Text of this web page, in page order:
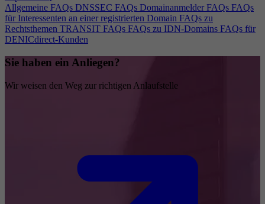
Allgemeine FAQs DNSSEC FAQs Domainanmelder FAQs FAQs
für Interessenten an einer registrierten Domain FAQs zu
Rechtsthemen TRANSIT FAQs FAQs zu IDN-Domains FAQs für
DENICdirect-Kunden
Sie haben ein Anliegen?
Wir weisen den Weg zur richtigen Anlaufstelle